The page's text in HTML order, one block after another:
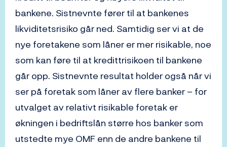
bankene. Sistnevnte fører til at bankenes
likviditetsrisiko går ned. Samtidig ser vi at de
nye foretakene som låner er mer risikable, noe
som kan føre til at kredittrisikoen til bankene
går opp. Sistnevnte resultat holder også når vi
ser på foretak som låner av flere banker – for
utvalget av relativt risikable foretak er
økningen i bedriftslån større hos banker som
utstedte mye OMF enn de andre bankene til